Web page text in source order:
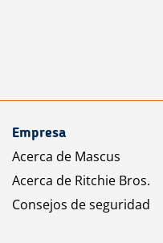
Empresa
Acerca de Mascus
Acerca de Ritchie Bros.
Consejos de seguridad